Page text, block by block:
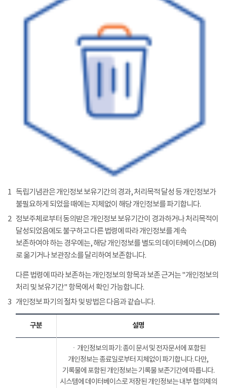
1 독립기념관은 개인정보 보유기간의 경과, 처리목적 달성 등 개인정보가
불필요하게 되었을 때에는 지체없이 해당 개인정보를 파기합니다.
2 정보주체로부터 동의받은 개인정보 보유기간이 경과하거나 처리목적이
달성되었음에도 불구하고 다른 법령에 따라 개인정보를 계속
보존하여야 하는 경우에는, 해당 개인정보를 별도의 데이터베이스(DB)
로 옮기거나 보관장소를 달리하여 보존합니다.
다른 법령에 따라 보존하는 개인정보의 항목과 보존 근거는 "개인정보의
처리 및 보유기간" 항목에서 확인 가능합니다.
3 개인정보 파기의 절차 및 방법은 다음과 같습니다.
구분 설명
ㆍ개인정보의 파기: 종이 문서 및 전자문서에 포함된
개인정보는 종료일로부터 지체없이 파기합니다. 다만,
기록물에 포함된 개인정보는 기록물 보존기간에 따릅니다.
시스템에 데이터베이스로 저장된 개인정보는 내부 협의체의